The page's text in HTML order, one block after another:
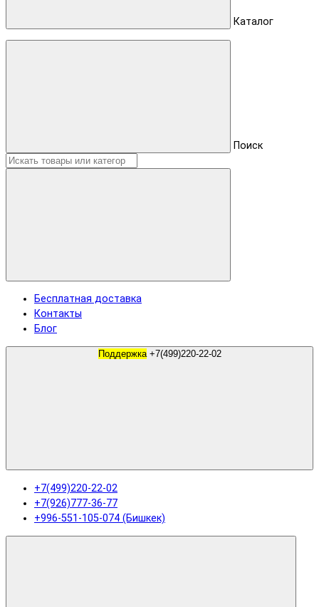
Каталог
Поиск
Бесплатная доставка
Контакты
Блог
Поддержка +7(499)220-22-02
+7(499)220-22-02
+7(926)777-36-77
+996-551-105-074 (Бишкек)